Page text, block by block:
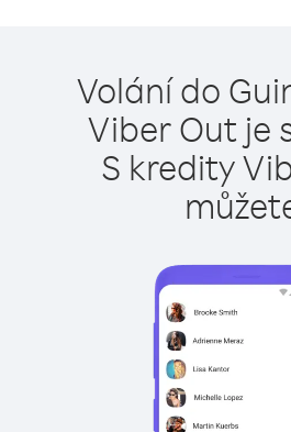
Volání do
Viber Out je
S kredity